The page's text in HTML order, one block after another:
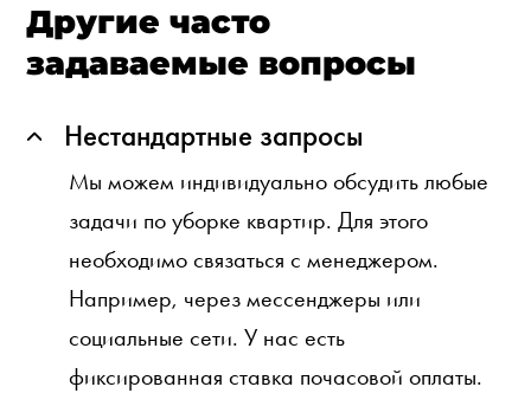
Другие часто
задаваемые вопросы
Нестандартные запросы
Мы можем индивидуально обсудить любые
задачи по уборке квартир. Для этого
необходимо связаться с менеджером.
Например, через мессенджеры или
социальные сети. У нас есть
фиксированная ставка почасовой оплаты.